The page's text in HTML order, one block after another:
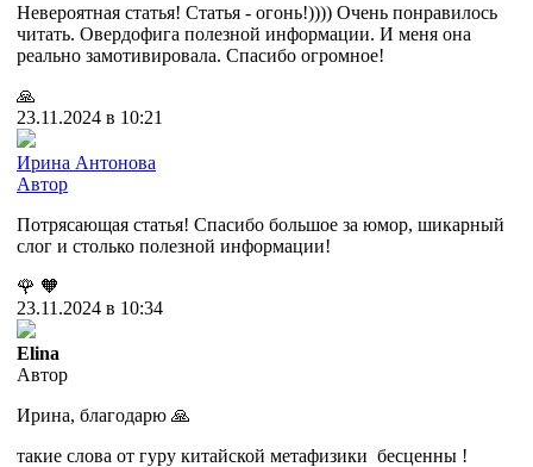
Невероятная статья! Статья - огонь!)))) Очень понравилось
читать. Овердофига полезной информации. И меня она
реально замотивировала. Спасибо огромное!
🙏
23.11.2024 в 10:21
Ирина Антонова
Автор
Потрясающая статья! Спасибо большое за юмор, шикарный
слог и столько полезной информации!
🌹 🧡
23.11.2024 в 10:34
Elina
Автор
Ирина, благодарю 🙏
такие слова от гуру китайской метафизики бесценны !